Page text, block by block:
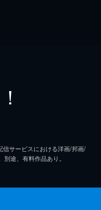
！
サービスにおける洋画/邦画/
途、有料作品あり。